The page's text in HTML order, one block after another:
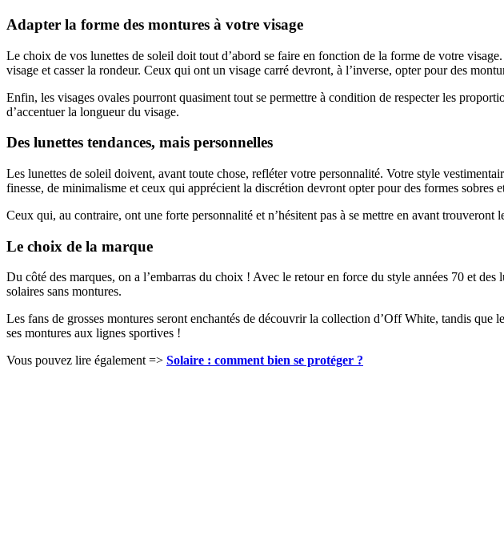
Adapter la forme des montures à votre visage
Le choix de vos lunettes de soleil doit tout d’abord se faire en fonction de la forme de votre
visage et casser la rondeur. Ceux qui ont un visage carré devront, à l’inverse, opter pour des
Enfin, les visages ovales pourront quasiment tout se permettre à condition de respecter les
d’accentuer la longueur du visage.
Des lunettes tendances, mais personnelles
Les lunettes de soleil doivent, avant toute chose, refléter votre personnalité. Votre style
finesse, de minimalisme et ceux qui apprécient la discrétion devront opter pour des formes sobres
Ceux qui, au contraire, ont une forte personnalité et n’hésitent pas à se mettre en avant
Le choix de la marque
Du côté des marques, on a l’embarras du choix ! Avec le retour en force du style années 70 et
solaires sans montures.
Les fans de grosses montures seront enchantés de découvrir la collection d’Off White, tandis
ses montures aux lignes sportives !
Vous pouvez lire également => Solaire : comment bien se protéger ?